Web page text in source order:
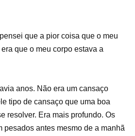
que a pior coisa que o meu
que o meu corpo estava a
anos. Não era um cansaço
tipo de cansaço que uma boa
resolver. Era mais profundo. Os
pesados antes mesmo de a manhã